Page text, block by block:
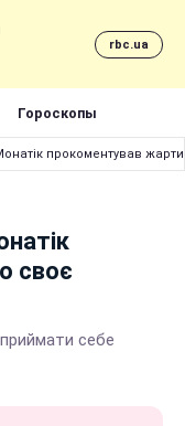
rbc.ua
Гороскопы
прокоментував
своє
себе